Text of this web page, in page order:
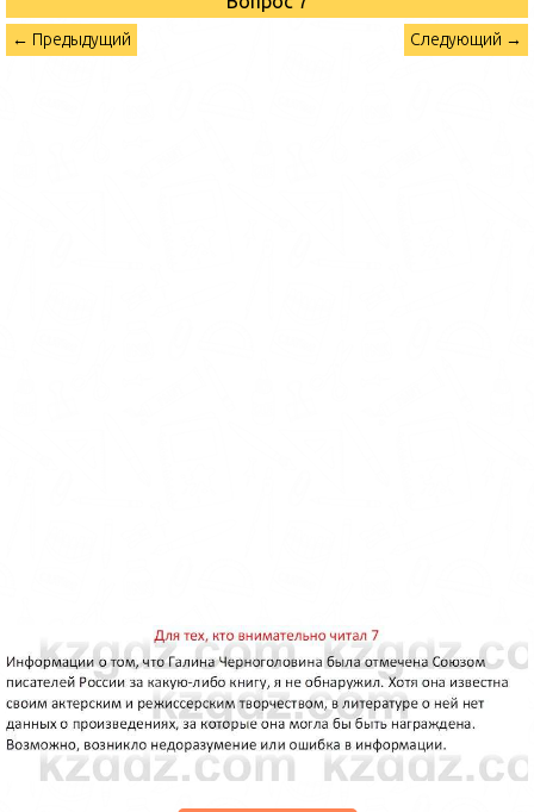
← Предыдущий Следующий →